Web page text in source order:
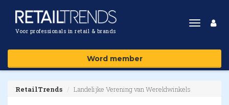
Voor professionals in retail & brands
Toggle
Word member
RetailTrends Landelijke Verening van Wereldwinkels